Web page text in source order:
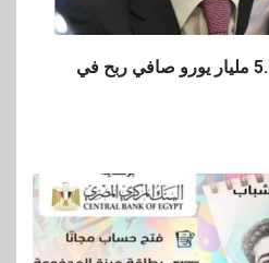
إنتيسا سان باولو تحقق 5.6 مليار يورو صافي ربح في